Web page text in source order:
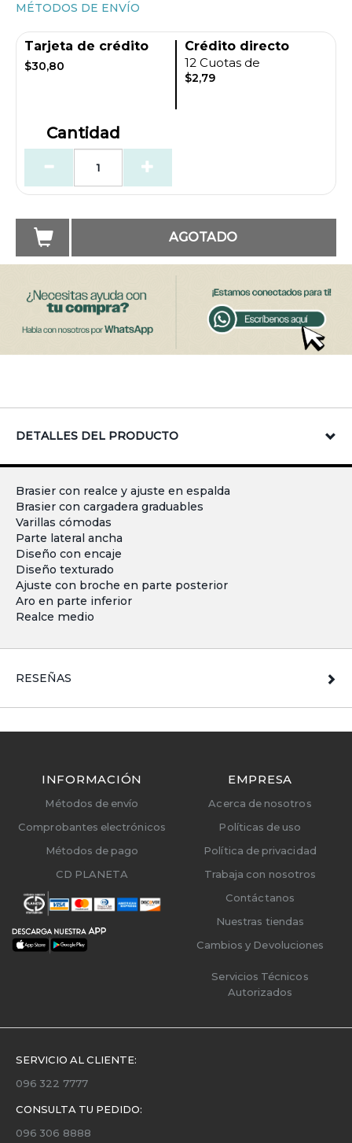
MÉTODOS DE ENVÍO
Tarjeta de crédito
$30,80
Crédito directo
12 Cuotas de
$2,79
Cantidad
AGOTADO
DETALLES DEL PRODUCTO
Brasier con realce y ajuste en espalda
Brasier con cargadera graduables
Varillas cómodas
Parte lateral ancha
Diseño con encaje
Diseño texturado
Ajuste con broche en parte posterior
Aro en parte inferior
Realce medio
RESEÑAS
INFORMACIÓN
Métodos de envío
Comprobantes electrónicos
Métodos de pago
CD PLANETA
EMPRESA
Acerca de nosotros
Políticas de uso
Política de privacidad
Trabaja con nosotros
Contáctanos
Nuestras tiendas
Cambios y Devoluciones
Servicios Técnicos
Autorizados
SERVICIO AL CLIENTE:
096 322 7777
CONSULTA TU PEDIDO:
096 306 8888